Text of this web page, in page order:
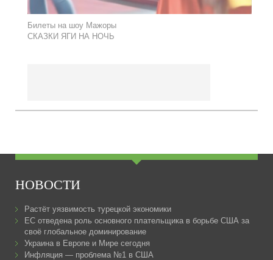
Билеты на шоу Мажоры
СКАЗКИ ЯГИ НА НОЧЬ
НОВОСТИ
Растёт уязвимость турецкой экономики
ЕС отведена роль основного плательщика в борьбе США за
своё глобальное доминирование
Украина в Европе и Мире сегодня
Инфляция — проблема №1 в США